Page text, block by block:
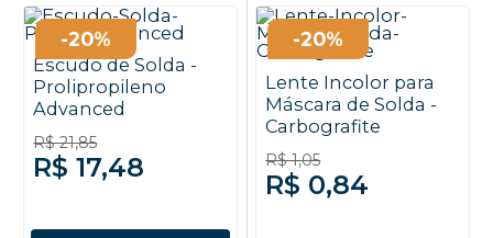
Escudo de Solda -
Prolipropileno
Advanced
R$ 21,85
R$ 17,48
-20%
Lente Incolor para
Máscara de Solda -
Carbografite
R$ 1,05
R$ 0,84
-20%